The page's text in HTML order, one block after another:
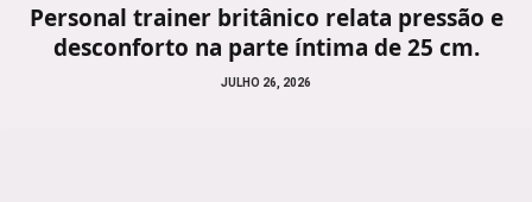
Personal trainer britânico relata pressão e
desconforto na parte íntima de 25 cm.
JULHO 26, 2026